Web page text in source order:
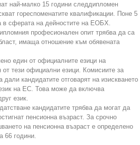
най-малко 15 години следдипломен
гореспоменатите квалификации. Поне 5
в сферата на дейностите на ЕОБХ.
професионален опит трябва да са
имаща отношение към обявената
един от официалните езици на
тези официални езици. Комисиите за
кандидатите отговарят на изискването
на ЕС. Това може да включва
език.
кандидатите трябва да могат да
пенсионна възраст. За срочно
на пенсионна възраст е определено
66 години.